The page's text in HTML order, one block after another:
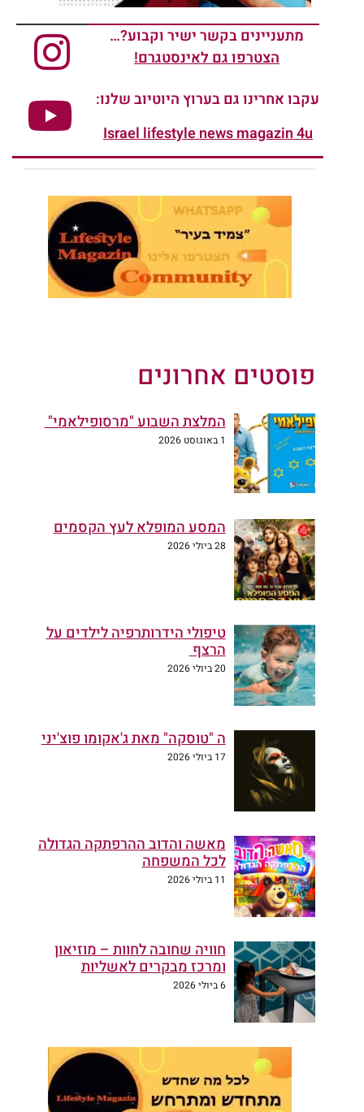
מתעניינים בקשר ישיר וקבוע?…
הצטרפו גם לאינסטגרם!
עקבו אחרינו גם בערוץ היוטיוב שלנו:
Israel lifestyle news magazin 4u
פוסטים אחרונים
המלצת השבוע "מרסופילאמי"
1 באוגוסט 2026
המסע המופלא לעץ הקסמים
28 ביולי 2026
טיפולי הידרותרפיה לילדים על
הרצף
20 ביולי 2026
ה "טוסקה" מאת ג'אקומו פוצ'יני
17 ביולי 2026
מאשה והדוב ההרפתקה הגדולה
לכל המשפחה
11 ביולי 2026
חוויה שחובה לחוות – מוזיאון
ומרכז מבקרים לאשליות
6 ביולי 2026